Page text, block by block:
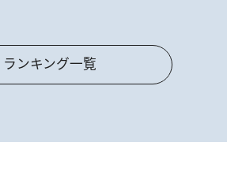
ランキング一覧